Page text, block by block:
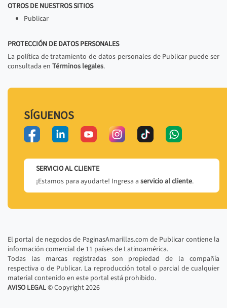
OTROS DE NUESTROS SITIOS
Publicar
PROTECCIÓN DE DATOS PERSONALES
La política de tratamiento de datos personales de Publicar puede ser
consultada en Términos legales.
SÍGUENOS
SERVICIO AL CLIENTE
¡Estamos para ayudarte! Ingresa a servicio al cliente.
El portal de negocios de PaginasAmarillas.com de Publicar contiene la
información comercial de 11 países de Latinoamérica.
Todas las marcas registradas son propiedad de la compañía
respectiva o de Publicar. La reproducción total o parcial de cualquier
material contenido en este portal está prohibido.
AVISO LEGAL© Copyright2026